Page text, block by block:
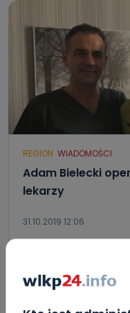
REGION WIADOMOŚCI
Adam Bielecki
lekarzy
31.10.2019 12:06